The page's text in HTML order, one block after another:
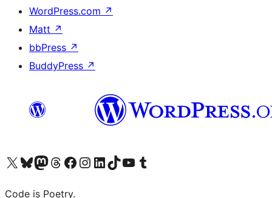
WordPress.com ↗
Matt ↗
bbPress ↗
BuddyPress ↗
Visit our X (formerly Twitter) account
Visit our Bluesky account
Visit our Mastodon account
Visit our Threads account
Visit our Facebook page
Visit our Instagram account
Visit our LinkedIn account
Visit our TikTok account
Visit our YouTube channel
Visit our Tumblr account
Code is Poetry.